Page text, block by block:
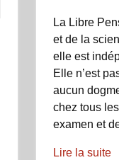
La Libre
et de la
elle est
Elle n’est
aucun
chez tous
examen et
Lire la suite